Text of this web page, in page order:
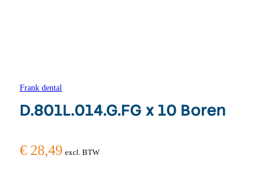
Frank dental
D.801L.014.G.FG x 10 Boren
€ 28,49 excl. BTW